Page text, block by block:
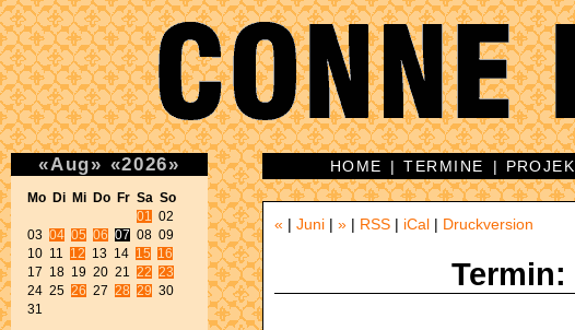
«Aug» «2026»
Mo Di Mi Do Fr Sa So
01
02
03 04 05 06 07 08 09
10 11 12 13 14 15
16
17 18 19 20 21 22 23
24 25 26 27 28 29 30
31
HOME |TERMINE |
« | Juni | » | RSS | iCal | Druckversion
Termin: